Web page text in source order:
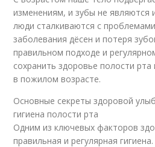
изменениям, и зубы не являются
люди сталкиваются с
заболевания дёсен и потеря
правильном подходе и
сохранить здоровье полости
в пожилом возрасте.
Основные секреты здоровой
гигиена полости рта
Одним из ключевых факторов
правильная и регулярная